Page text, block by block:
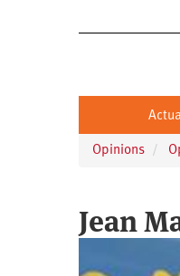
Actualité
Entreprises
Entreprises
Oppressions
Opinions
Jean